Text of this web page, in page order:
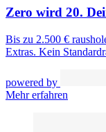
Zero wird 20.
Bis zu 2.500 €
Extras. Kein
powered by
Mehr erfahren